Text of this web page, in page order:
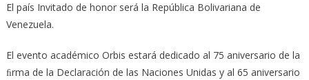
El país Invitado de honor será la República Bolivariana de
Venezuela.
El evento académico Orbis estará dedicado al 75 aniversario de la
ﬁrma de la Declaración de las Naciones Unidas y al 65 aniversario